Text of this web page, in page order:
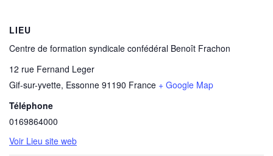
LIEU
Centre de formation syndicale confédéral Benoît Frachon
12 rue Fernand Leger
Gif-sur-yvette, Essonne 91190 France + Google Map
Téléphone
0169864000
Voir Lieu site web